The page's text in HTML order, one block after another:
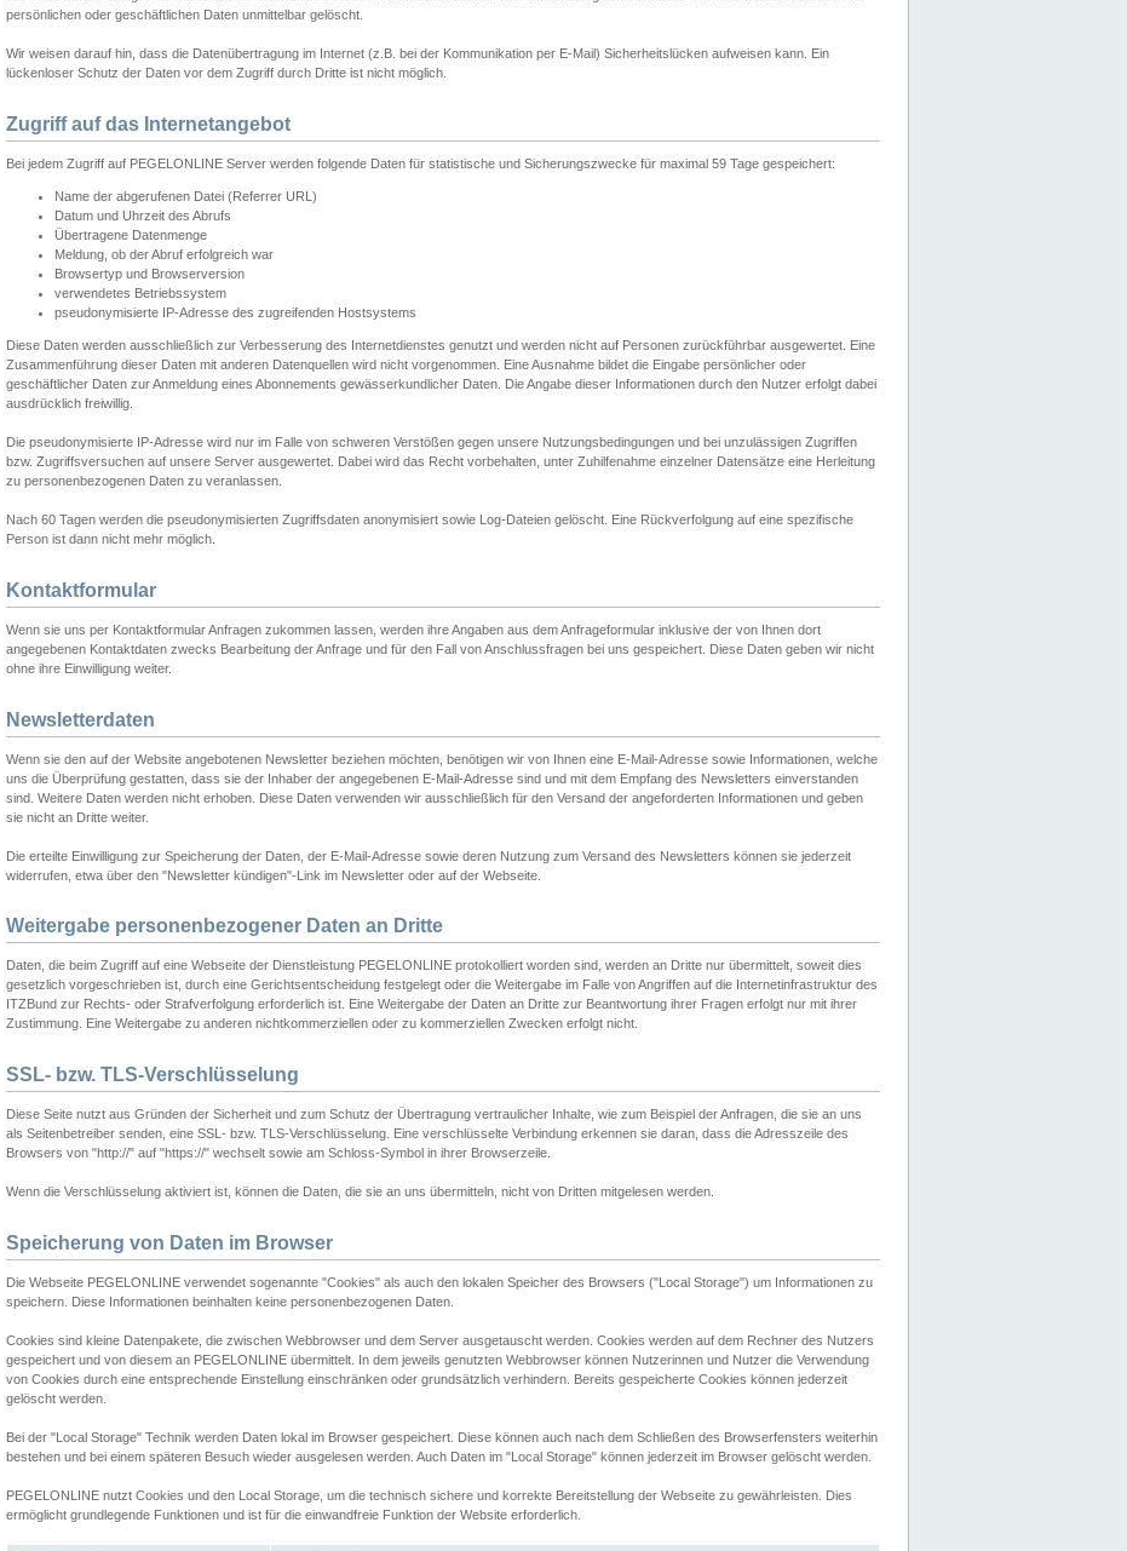
persönlichen oder geschäftlichen Daten unmittelbar gelöscht.
Wir weisen darauf hin, dass die Datenübertragung im Internet (z.B. bei der Kommunikation per E-Mail) Sicherheitslücken aufweisen kann. Ein
lückenloser Schutz der Daten vor dem Zugriff durch Dritte ist nicht möglich.
Zugriff auf das Internetangebot
Bei jedem Zugriff auf PEGELONLINE Server werden folgende Daten für statistische und Sicherungszwecke für maximal 59 Tage gespeichert:
Name der abgerufenen Datei (Referrer URL)
Datum und Uhrzeit des Abrufs
Übertragene Datenmenge
Meldung, ob der Abruf erfolgreich war
Browsertyp und Browserversion
verwendetes Betriebssystem
pseudonymisierte IP-Adresse des zugreifenden Hostsystems
Diese Daten werden ausschließlich zur Verbesserung des Internetdienstes genutzt und werden nicht auf Personen zurückführbar ausgewertet. Eine
Zusammenführung dieser Daten mit anderen Datenquellen wird nicht vorgenommen. Eine Ausnahme bildet die Eingabe persönlicher oder
geschäftlicher Daten zur Anmeldung eines Abonnements gewässerkundlicher Daten. Die Angabe dieser Informationen durch den Nutzer erfolgt dabei
ausdrücklich freiwillig.
Die pseudonymisierte IP-Adresse wird nur im Falle von schweren Verstößen gegen unsere Nutzungsbedingungen und bei unzulässigen Zugriffen
bzw. Zugriffsversuchen auf unsere Server ausgewertet. Dabei wird das Recht vorbehalten, unter Zuhilfenahme einzelner Datensätze eine Herleitung
zu personenbezogenen Daten zu veranlassen.
Nach 60 Tagen werden die pseudonymisierten Zugriffsdaten anonymisiert sowie Log-Dateien gelöscht. Eine Rückverfolgung auf eine spezifische
Person ist dann nicht mehr möglich.
Kontaktformular
Wenn sie uns per Kontaktformular Anfragen zukommen lassen, werden ihre Angaben aus dem Anfrageformular inklusive der von Ihnen dort
angegebenen Kontaktdaten zwecks Bearbeitung der Anfrage und für den Fall von Anschlussfragen bei uns gespeichert. Diese Daten geben wir nicht
ohne ihre Einwilligung weiter.
Newsletterdaten
Wenn sie den auf der Website angebotenen Newsletter beziehen möchten, benötigen wir von Ihnen eine E-Mail-Adresse sowie Informationen, welche
uns die Überprüfung gestatten, dass sie der Inhaber der angegebenen E-Mail-Adresse sind und mit dem Empfang des Newsletters einverstanden
sind. Weitere Daten werden nicht erhoben. Diese Daten verwenden wir ausschließlich für den Versand der angeforderten Informationen und geben
sie nicht an Dritte weiter.
Die erteilte Einwilligung zur Speicherung der Daten, der E-Mail-Adresse sowie deren Nutzung zum Versand des Newsletters können sie jederzeit
widerrufen, etwa über den "Newsletter kündigen"-Link im Newsletter oder auf der Webseite.
Weitergabe personenbezogener Daten an Dritte
Daten, die beim Zugriff auf eine Webseite der Dienstleistung PEGELONLINE protokolliert worden sind, werden an Dritte nur übermittelt, soweit dies
gesetzlich vorgeschrieben ist, durch eine Gerichtsentscheidung festgelegt oder die Weitergabe im Falle von Angriffen auf die Internetinfrastruktur des
ITZBund zur Rechts- oder Strafverfolgung erforderlich ist. Eine Weitergabe der Daten an Dritte zur Beantwortung ihrer Fragen erfolgt nur mit ihrer
Zustimmung. Eine Weitergabe zu anderen nichtkommerziellen oder zu kommerziellen Zwecken erfolgt nicht.
SSL- bzw. TLS-Verschlüsselung
Diese Seite nutzt aus Gründen der Sicherheit und zum Schutz der Übertragung vertraulicher Inhalte, wie zum Beispiel der Anfragen, die sie an uns
als Seitenbetreiber senden, eine SSL- bzw. TLS-Verschlüsselung. Eine verschlüsselte Verbindung erkennen sie daran, dass die Adresszeile des
Browsers von "http://" auf "https://" wechselt sowie am Schloss-Symbol in ihrer Browserzeile.
Wenn die Verschlüsselung aktiviert ist, können die Daten, die sie an uns übermitteln, nicht von Dritten mitgelesen werden.
Speicherung von Daten im Browser
Die Webseite PEGELONLINE verwendet sogenannte "Cookies" als auch den lokalen Speicher des Browsers ("Local Storage") um Informationen zu
speichern. Diese Informationen beinhalten keine personenbezogenen Daten.
Cookies sind kleine Datenpakete, die zwischen Webbrowser und dem Server ausgetauscht werden. Cookies werden auf dem Rechner des Nutzers
gespeichert und von diesem an PEGELONLINE übermittelt. In dem jeweils genutzten Webbrowser können Nutzerinnen und Nutzer die Verwendung
von Cookies durch eine entsprechende Einstellung einschränken oder grundsätzlich verhindern. Bereits gespeicherte Cookies können jederzeit
gelöscht werden.
Bei der "Local Storage" Technik werden Daten lokal im Browser gespeichert. Diese können auch nach dem Schließen des Browserfensters weiterhin
bestehen und bei einem späteren Besuch wieder ausgelesen werden. Auch Daten im "Local Storage" können jederzeit im Browser gelöscht werden.
PEGELONLINE nutzt Cookies und den Local Storage, um die technisch sichere und korrekte Bereitstellung der Webseite zu gewährleisten. Dies
ermöglicht grundlegende Funktionen und ist für die einwandfreie Funktion der Website erforderlich.